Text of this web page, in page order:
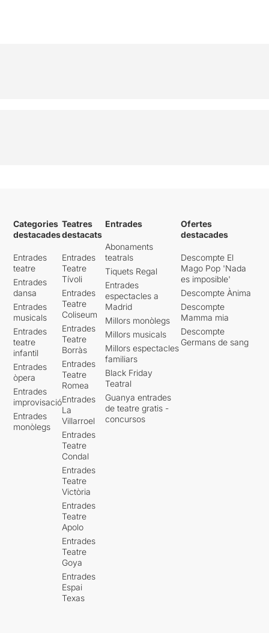
Categories
destacades
Entrades
teatre
Entrades
dansa
Entrades
musicals
Entrades
teatre
infantil
Entrades
òpera
Entrades
improvisació
Entrades
monòlegs
Teatres
destacats
Entrades
Teatre
Tívoli
Entrades
Teatre
Coliseum
Entrades
Teatre
Borràs
Entrades
Teatre
Romea
Entrades
La
Villarroel
Entrades
Teatre
Condal
Entrades
Teatre
Victòria
Entrades
Teatre
Apolo
Entrades
Teatre
Goya
Entrades
Espai
Texas
Entrades
Abonaments
teatrals
Tiquets Regal
Entrades
espectacles a
Madrid
Millors monòlegs
Millors musicals
Millors espectacles
familiars
Black Friday
Teatral
Guanya entrades
de teatre gratis -
concursos
Ofertes
destacades
Descompte El
Mago Pop 'Nada
es imposible'
Descompte Ànima
Descompte
Mamma mia
Descompte
Germans de sang